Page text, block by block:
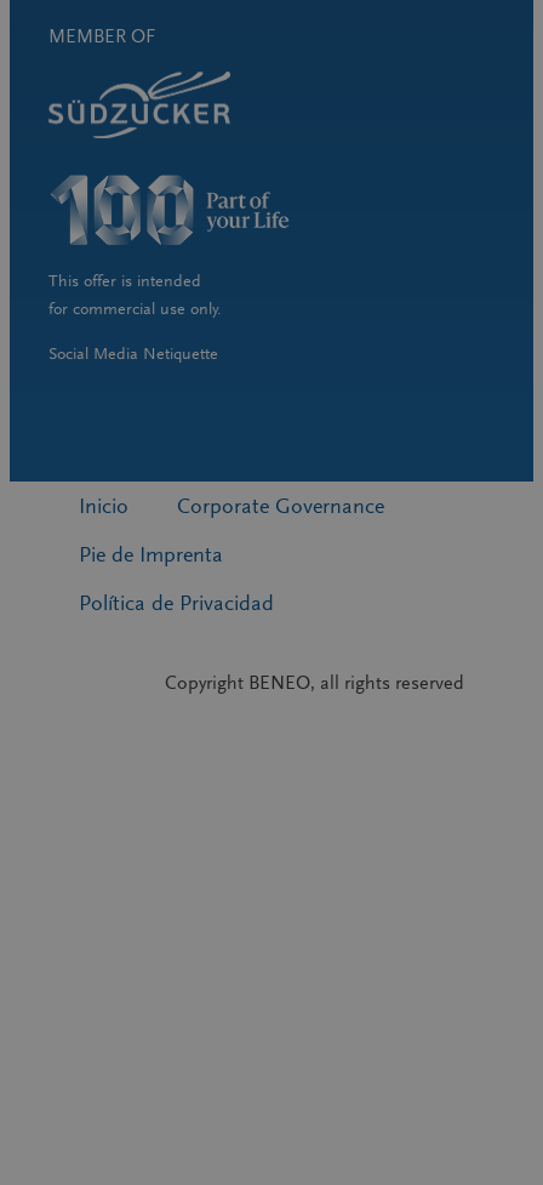
MEMBER OF
This offer is intended
for commercial use only.
Social Media Netiquette
Inicio
Corporate Governance
Pie de Imprenta
Política de Privacidad
Copyright BENEO, all rights reserved